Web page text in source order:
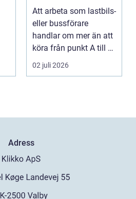
vis för lastbil och
buss
Att arbeta som lastbils-
eller bussförare
handlar om mer än att
köra från punkt A till B.
Bakom varj...
02 juli 2026
Adress